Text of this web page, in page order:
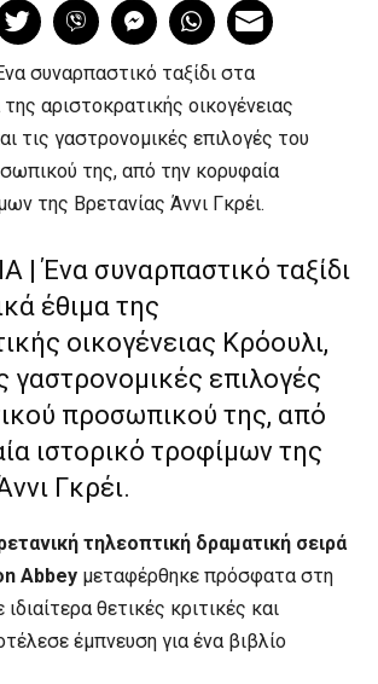
συναρπαστικό ταξίδι στα
της αριστοκρατικής οικογένειας
τις γαστρονομικές επιλογές του
της, από την κορυφαία
της Βρετανίας Άννι Γκρέι.
| Ένα συναρπαστικό ταξίδι
έθιμα της
οικογένειας Κρόουλι,
γαστρονομικές επιλογές
προσωπικού της, από
ιστορικό τροφίμων της
Γκρέι.
τηλεοπτική δραματική σειρά
Abbey μεταφέρθηκε πρόσφατα στη
θετικές κριτικές και
έμπνευση για ένα βιβλίο